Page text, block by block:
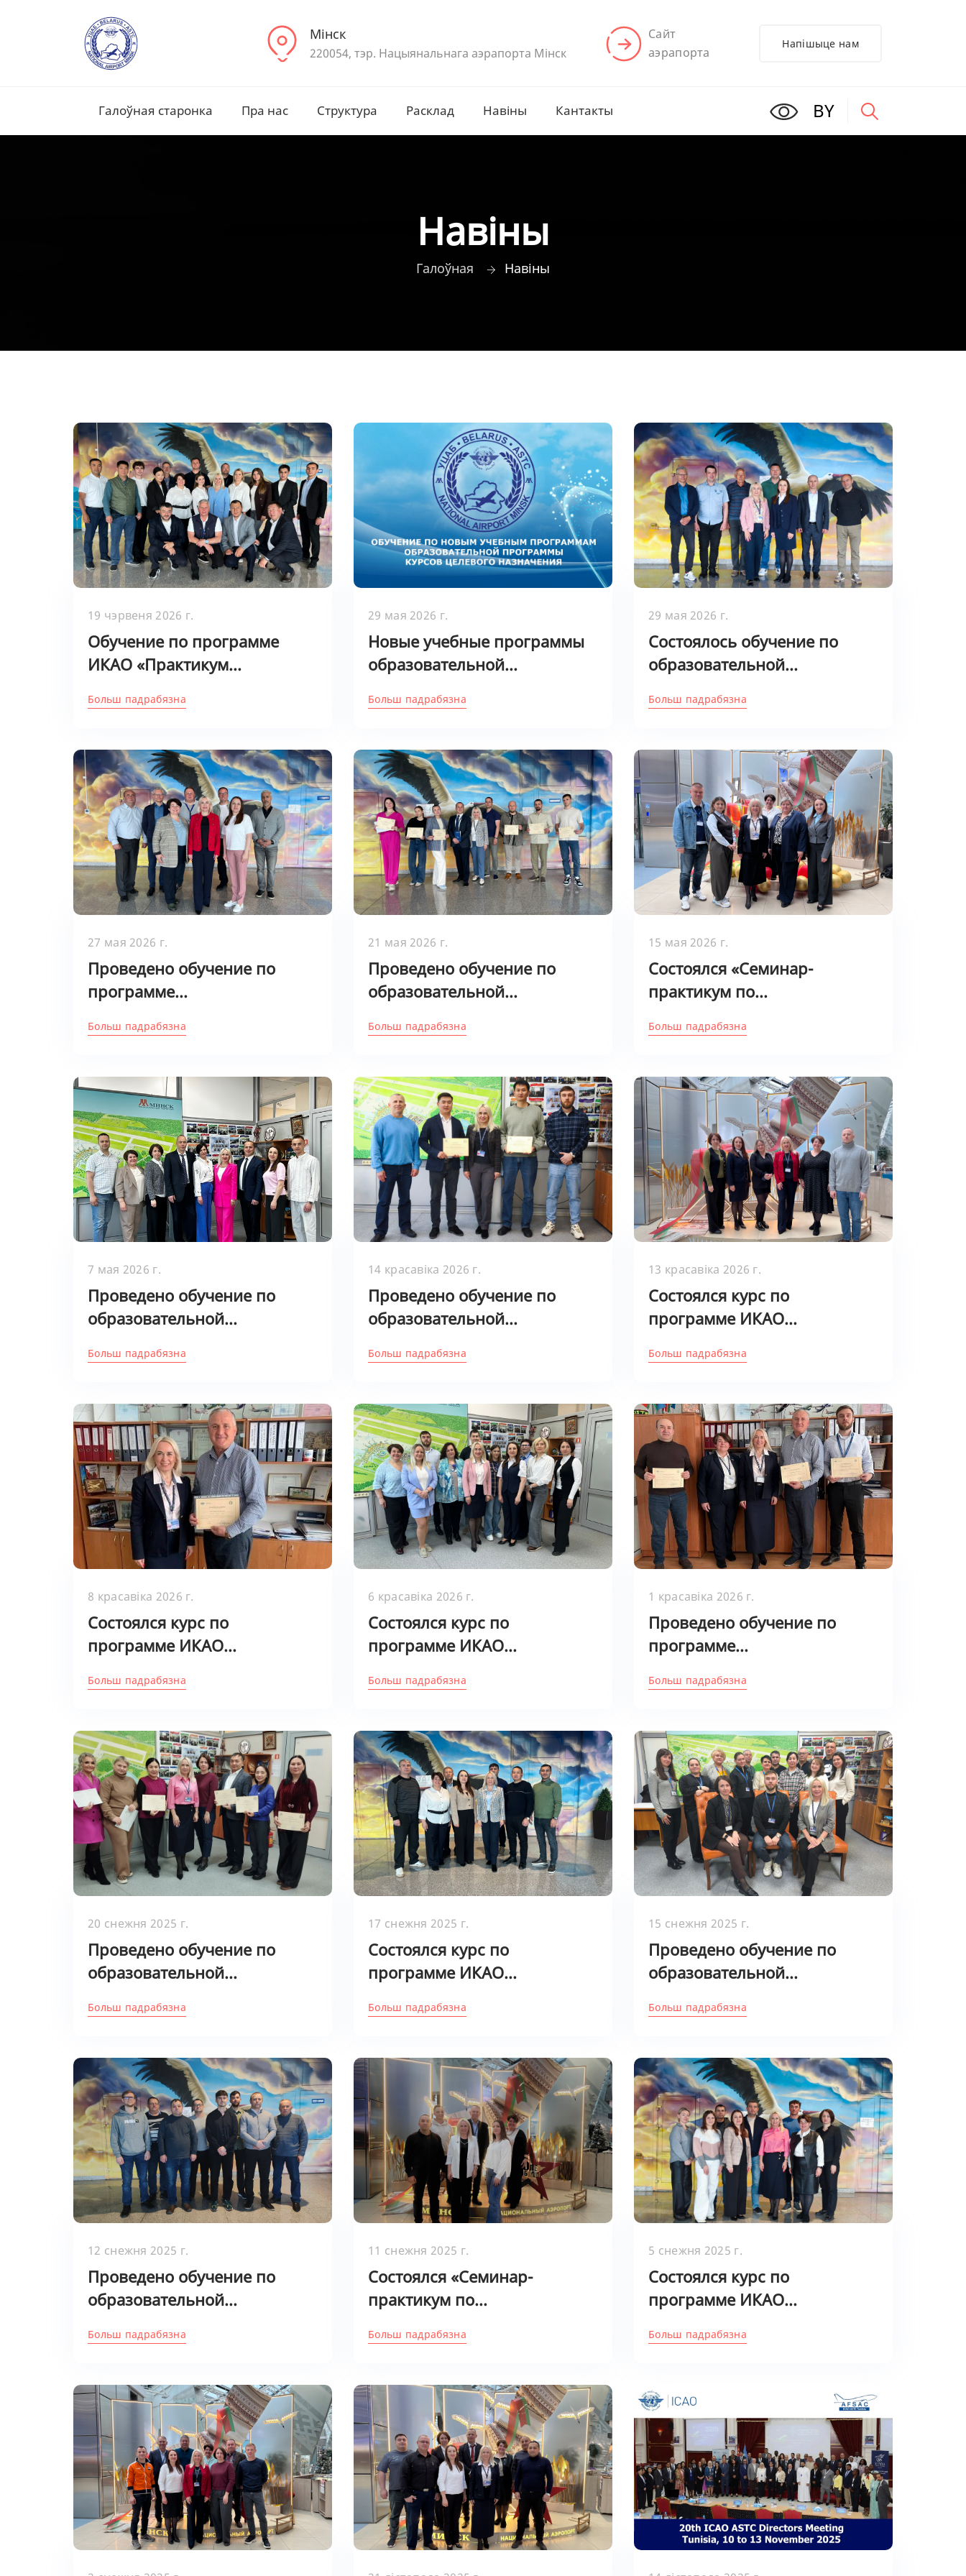
Мінск
220054, тэр. Нацыянальнага аэрапорта Мінск
Сайт
аэрапорта
Напішыце нам
Галоўная старонка Пра нас Структура Расклад Навіны Кантакты BY
Навіны
Галоўная Навіны
19 чэрвеня 2026 г.
Обучение по программе
ИКАО «Практикум...
Больш падрабязна
29 мая 2026 г.
Новые учебные программы
образовательной...
Больш падрабязна
29 мая 2026 г.
Состоялось обучение по
образовательной...
Больш падрабязна
27 мая 2026 г.
Проведено обучение по
программе...
Больш падрабязна
21 мая 2026 г.
Проведено обучение по
образовательной...
Больш падрабязна
15 мая 2026 г.
Состоялся «Семинар-
практикум по...
Больш падрабязна
7 мая 2026 г.
Проведено обучение по
образовательной...
Больш падрабязна
14 красавіка 2026 г.
Проведено обучение по
образовательной...
Больш падрабязна
13 красавіка 2026 г.
Состоялся курс по
программе ИКАО...
Больш падрабязна
8 красавіка 2026 г.
Состоялся курс по
программе ИКАО...
Больш падрабязна
6 красавіка 2026 г.
Состоялся курс по
программе ИКАО...
Больш падрабязна
1 красавіка 2026 г.
Проведено обучение по
программе...
Больш падрабязна
20 снежня 2025 г.
Проведено обучение по
образовательной...
Больш падрабязна
17 снежня 2025 г.
Состоялся курс по
программе ИКАО...
Больш падрабязна
15 снежня 2025 г.
Проведено обучение по
образовательной...
Больш падрабязна
12 снежня 2025 г.
Проведено обучение по
образовательной...
Больш падрабязна
11 снежня 2025 г.
Cостоялся «Семинар-
практикум по...
Больш падрабязна
5 снежня 2025 г.
Состоялся курс по
программе ИКАО...
Больш падрабязна